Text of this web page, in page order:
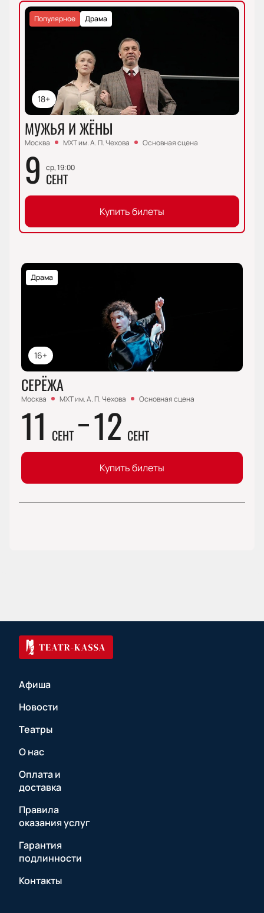
18+
Драма
Популярное
МУЖЬЯ И ЖЁНЫ
Москва МХТ им. А. П. Чехова Основная сцена
9 ср, 19:00
СЕНТ
Купить билеты
16+
Драма
СЕРЁЖА
Москва МХТ им. А. П. Чехова Основная сцена
11 СЕНТ 12 СЕНТ
Купить билеты
Афиша
Новости
Театры
О нас
Оплата и
доставка
Правила
оказания услуг
Гарантия
подлинности
Контакты